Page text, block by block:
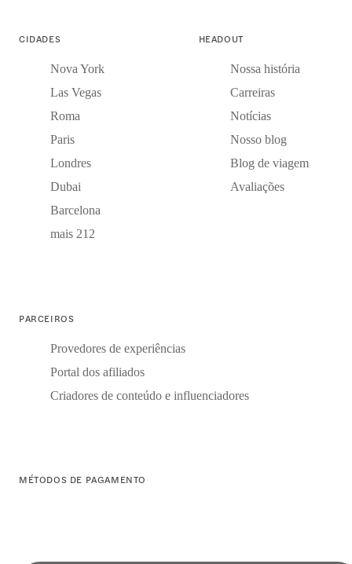
CIDADES
Nova York
Las Vegas
Roma
Paris
Londres
Dubai
Barcelona
mais 212
HEADOUT
Nossa história
Carreiras
Notícias
Nosso blog
Blog de viagem
Avaliações
PARCEIROS
Provedores de experiências
Portal dos afiliados
Criadores de conteúdo e influenciadores
MÉTODOS DE PAGAMENTO